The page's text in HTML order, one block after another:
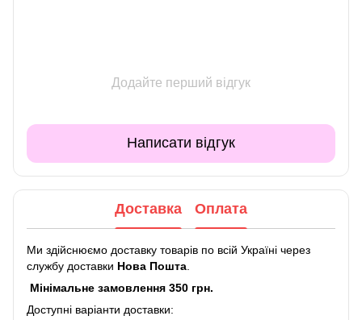
Додайте перший відгук
Написати відгук
Доставка Оплата
Ми здійснюємо доставку товарів по всій Україні через
службу доставки Нова Пошта
Мінімальне замовлення 350 грн.
Доступні варіанти доставки: